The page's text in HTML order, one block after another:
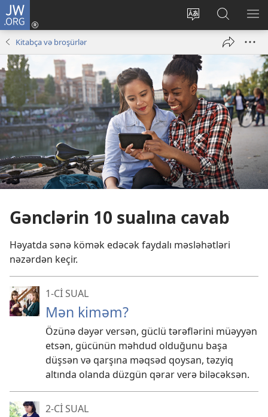
JW.ORG
Saytın
Daxil
açılır)
JW.ORG-
da
axtarın
Kitabça və broşürlər
Gənclərin 10 sualına cavab
Həyatda sənə kömək edəcək faydalı məsləhətləri
nəzərdən keçir.
1-Cİ SUAL
Mən kiməm?
Özünə dəyər versən, güclü tərəflərini müəyyən
etsən, gücünün məhdud olduğunu başa
düşsən və qarşına məqsəd qoysan, təzyiq
altında olanda düzgün qərar verə biləcəksən.
2-Cİ SUAL